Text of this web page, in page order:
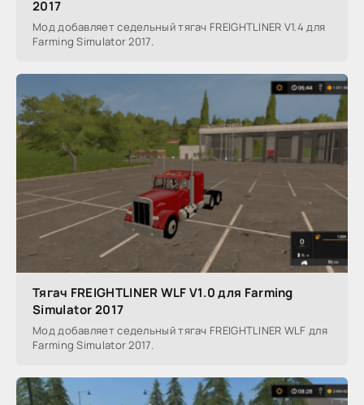
2017
Мод добавляет седельный тягач FREIGHTLINER V1.4 для
Farming Simulator 2017.
Тягач FREIGHTLINER WLF V1.0 для Farming
Simulator 2017
Мод добавляет седельный тягач FREIGHTLINER WLF для
Farming Simulator 2017.